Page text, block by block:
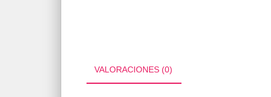
VALORACIONES (0)